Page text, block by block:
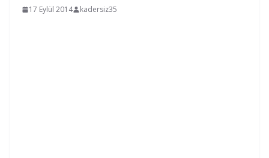
17 Eylül 2014 kadersiz35